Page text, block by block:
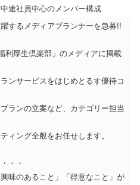
途社員中心のメンバー構成
するメディアプランナーを急募!!
利厚生倶楽部」のメディアに掲載
ンサービスをはじめとるす優待コ
ランの立案など、カテゴリー担当
ィング全般をお任せします。
・・
味のあること」「得意なこと」が